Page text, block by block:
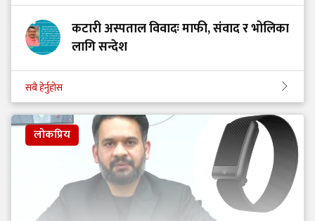
कटारी अस्पताल विवादः माफी, संवाद र भोलिका
लागि सन्देश
सबै हेर्नुहोस
लोकप्रिय